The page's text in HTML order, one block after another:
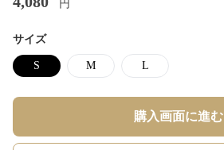
円
サイズ
S M L
購入画面に進む